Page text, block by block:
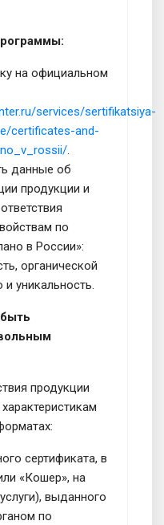
на официальном
services/sertifikatsiya-
certificates-and-
.
данные об
продукции и
по
в России»:
органической
уникальность.
продукции
сертификата, в
«Кошер», на
выданного
по